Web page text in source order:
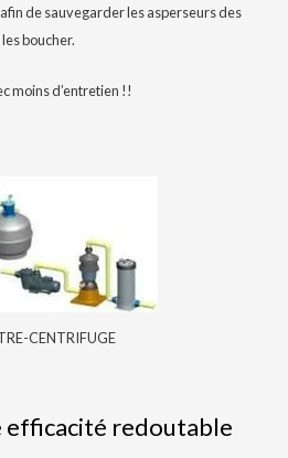
de sauvegarder les asperseurs des
boucher.
moins d’entretien !!
CENTRIFUGE
efficacité redoutable